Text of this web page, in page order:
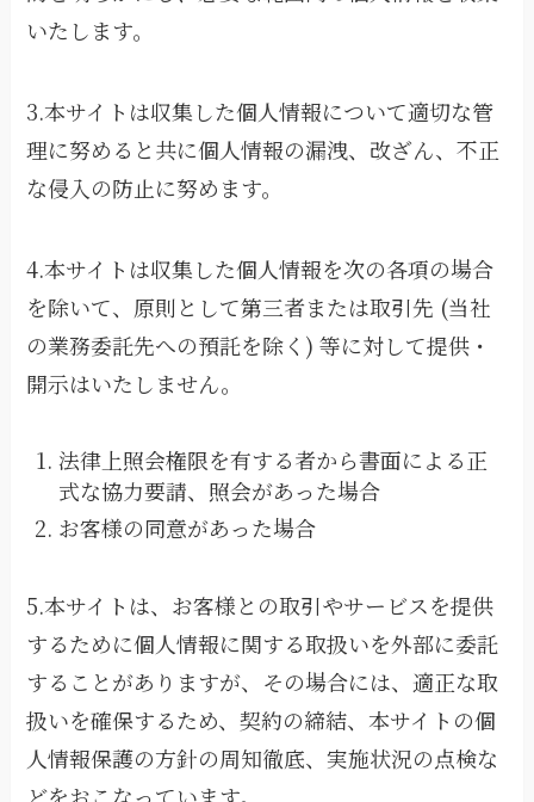
いたします。
3.本サイトは収集した個人情報について適切な管
理に努めると共に個人情報の漏洩、改ざん、不正
な侵入の防止に努めます。
4.本サイトは収集した個人情報を次の各項の場合
を除いて、原則として第三者または取引先 (当社
の業務委託先への預託を除く) 等に対して提供・
開示はいたしません。
法律上照会権限を有する者から書面による正
式な協力要請、照会があった場合
お客様の同意があった場合
5.本サイトは、お客様との取引やサービスを提供
するために個人情報に関する取扱いを外部に委託
することがありますが、その場合には、適正な取
扱いを確保するため、契約の締結、本サイトの個
人情報保護の方針の周知徹底、実施状況の点検な
どをおこなっています。